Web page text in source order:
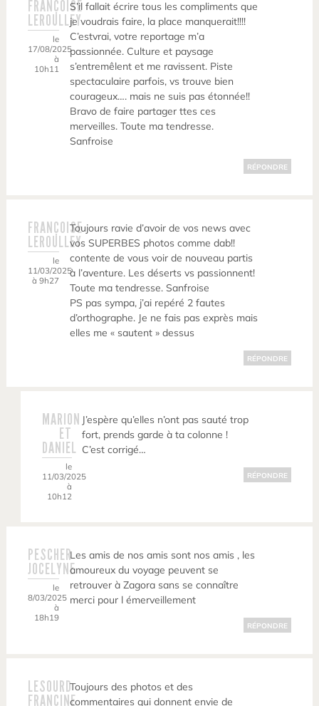
FRANÇOISE
LEROULLEY
le
17/08/2025
à
10h11
S’il fallait écrire tous les compliments que
je voudrais faire, la place manquerait!!!!
C’estvrai, votre reportage m’a
passionnée. Culture et paysage
s’entremêlent et me ravissent. Piste
spectaculaire parfois, vs trouve bien
courageux…. mais ne suis pas étonnée!!
Bravo de faire partager ttes ces
merveilles. Toute ma tendresse.
Sanfroise
RÉPONDRE
FRANÇOISE
LEROULLEY
le
11/03/2025
à 9h27
Toujours ravie d’avoir de vos news avec
vos SUPERBES photos comme dab!!
contente de vous voir de nouveau partis
à l’aventure. Les déserts vs passionnent!
Toute ma tendresse. Sanfroise
PS pas sympa, j’ai repéré 2 fautes
d’orthographe. Je ne fais pas exprès mais
elles me « sautent » dessus
RÉPONDRE
MARION
ET
DANIEL
le
11/03/2025
à
10h12
J’espère qu’elles n’ont pas sauté trop
fort, prends garde à ta colonne !
C’est corrigé…
RÉPONDRE
PESCHER
JOCELYNE
le
8/03/2025
à
18h19
Les amis de nos amis sont nos amis , les
amoureux du voyage peuvent se
retrouver à Zagora sans se connaître
merci pour l émerveillement
RÉPONDRE
LESOURD
FRANCINE
Toujours des photos et des
commentaires qui donnent envie de